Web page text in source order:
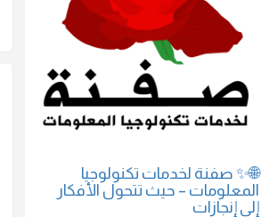
🌐✨ صفنة لخدمات تكنولوجيا
المعلومات – حيث تتحول الأفكار
إلى إنجازات